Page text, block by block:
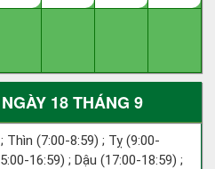
18 THÁNG 9
Thìn (7:00-8:59) ; Tỵ (9:00-
16:59) ; Dậu (17:00-18:59) ;